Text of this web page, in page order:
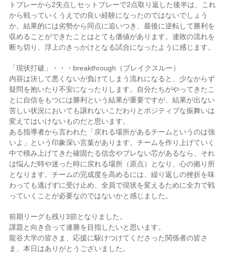
トプレーから2失点しセットプレーで2点取り返した後半は、これ
から戦っていくうえでの良い経験になったのではないでしょう
か。結果的には劣勢から同点に追いつき、最後に逆転して勝利を
収めることができたことはとても価値があります。連敗の流れを
断ち切り、浮上のきっかけとなる試合になったように感じます。
「現状打破」・・・breakthrough（ブレイクスルー）
内容は決して悪くないが負けてしまう流れになると、少なからず
疑問を抱いたり不安になったりします。自分たちがやってきたこ
とに自信をもつには勝利という結果が重要ですが、結果が出ない
苦しい状況においても譲れないこだわりとポジティブな振舞いは
変えてはいけないものだと思います。
ある指導者から言われた「戻れる場所があるチームというのは強
いよ」という印象深い言葉があります。チームを作り上げていく
中で積み上げてきた確固たる信念やブレない芯があるなら、それ
は悩んだ時や迷った時に戻れる場所（原点）となり、心の拠り所
となります。チームの完成度を高めるには、繰り返しの挫折を味
わっても逃げずに受け止め、全員で現状を変えるために全力で戦
っていくことが必要なのではないかと感じました。
前期リーグも残り3節となりました。
課題と向き合って連勝を目指したいと思います。
龍谷大学の皆さま、応援に駆けつけてくださった関係者の皆さ
ま、本日はありがとうございました。